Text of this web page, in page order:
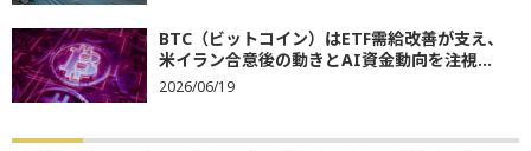
BTC（ビットコイン）はETF需給改善が支え、
米イラン合意後の動きとAI資金動向を注視...
2026/06/19